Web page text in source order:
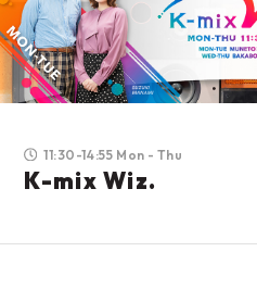
11:30-14:55 Mon - Thu
K-mix Wiz.